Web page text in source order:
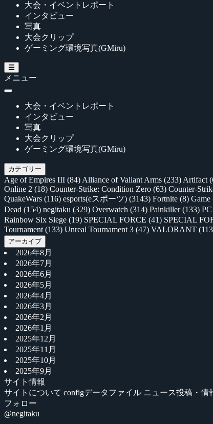
大会・イベントレポート
インタビュー
写真
大会クリップ
ゲーミング環境写真(GMiru)
メニュー
大会・イベントレポート
インタビュー
写真
大会クリップ
ゲーミング環境写真(GMiru)
カテゴリー
Age of Empires III (84) Alliance of Valiant Arms (233) Artifact
Online 2 (18) Counter-Strike: Condition Zero (63) Counter-
QuakeWars (116) esports(eスポーツ) (3143) Fortnite (8) Game
Dead (154) negitaku (329) Overwatch (314) Painkiller(133)
Rainbow Six Siege (19) SPECIAL FORCE (41) SPECIAL
Tournament (133) Unreal Tournament 3 (47) VALORANT
アーカイブ
2026年8月
2026年7月
2026年6月
2026年5月
2026年4月
2026年3月
2026年2月
2026年1月
2025年12月
2025年11月
2025年10月
2025年9月
サイト情報
サイトについて configデータファイル ニュース投稿・情
フォロー
@negitaku